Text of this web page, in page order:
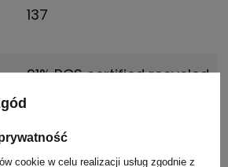
137
91% RCS certified recycled
pomarańczowy
cookie w celu realizacji usług zgodnie z